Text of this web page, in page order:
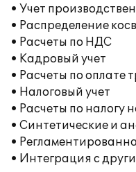
• Учет
• Распределение
• Расчеты по НДС
• Кадровый учет
• Расчеты по оплате
• Налоговый учет
• Расчеты по налогу
• Синтетические и
•
• Интеграция с